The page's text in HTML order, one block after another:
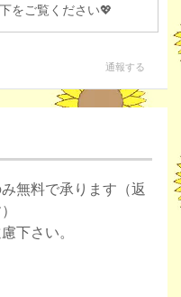
をご覧ください💖
通報する
無料で承ります（返
下さい。